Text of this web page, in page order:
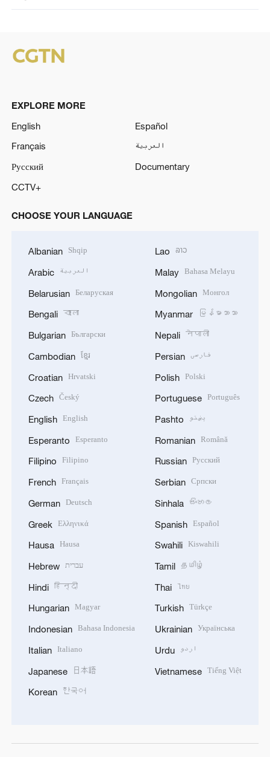
EXPLORE MORE
English
Español
Français
العربية
Русский
Documentary
CCTV+
CHOOSE YOUR LANGUAGE
Albanian Shqip
Arabic العربية
Belarusian Беларуская
Bengali বাংলা
Bulgarian Български
Cambodian ខ្មែរ
Croatian Hrvatski
Czech Český
English English
Esperanto Esperanto
Filipino Filipino
French Français
German Deutsch
Greek Ελληνικά
Hausa Hausa
Hebrew עברית
Hindi हिन्दी
Hungarian Magyar
Indonesian Bahasa Indonesia
Italian Italiano
Japanese 日本語
Korean 한국어
Lao ລາວ
Malay Bahasa Melayu
Mongolian Монгол
Myanmar မြန်မာဘာသာ
Nepali नेपाली
Persian فارسی
Polish Polski
Portuguese Português
Pashto پښتو
Romanian Română
Russian Русский
Serbian Српски
Sinhala සිංහල
Spanish Español
Swahili Kiswahili
Tamil தமிழ்
Thai ไทย
Turkish Türkçe
Ukrainian Українська
Urdu اردو
Vietnamese Tiếng Việt